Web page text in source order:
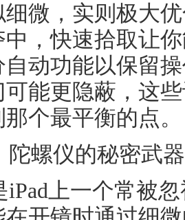
微，实则极大
中，快速拾取让
动功能以保留
能更隐蔽，这
个最平衡的点。
陀螺仪的秘密武器
iPad上一个常被